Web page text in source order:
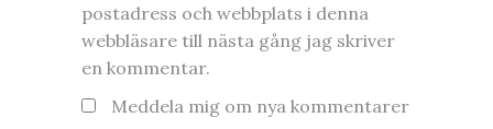
postadress och webbplats i denna
webbläsare till nästa gång jag skriver
en kommentar.
Meddela mig om nya kommentarer